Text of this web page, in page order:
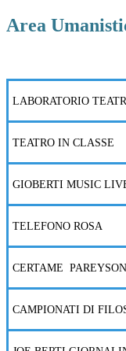
Area
LABORATORIO
TEATRO IN CLASSE
GIOBERTI MUSIC
TELEFONO ROSA
CERTAME PAREYSON
CAMPIONATI DI